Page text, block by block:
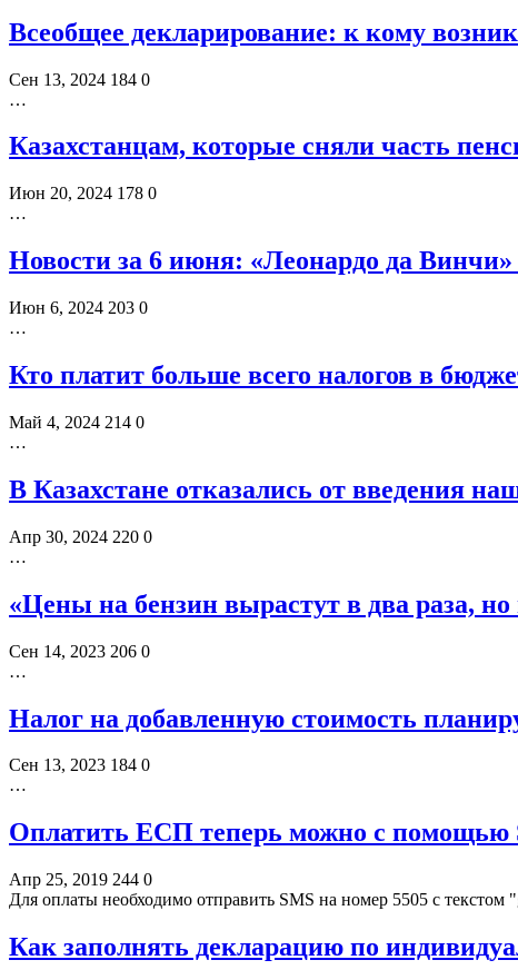
Всеобщее декларирование: к кому
Сен 13, 2024 184 0
…
Казахстанцам, которые сняли часть
Июн 20, 2024 178 0
…
Новости за 6 июня: «Леонардо да
Июн 6, 2024 203 0
…
Кто платит больше всего налогов в
Май 4, 2024 214 0
…
В Казахстане отказались от введения
Апр 30, 2024 220 0
…
«Цены на бензин вырастут в два раза,
Сен 14, 2023 206 0
…
Налог на добавленную стоимость
Сен 13, 2023 184 0
…
Оплатить ЕСП теперь можно с помощью
Апр 25, 2019 244 0
Для оплаты необходимо отправить SMS на номер 5505 с
Как заполнять декларацию по